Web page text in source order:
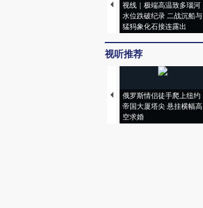
视线｜极端高温致多瑙河
水位跌破纪录 二战沉船与
猛犸象化石接连露出
视听推荐
俄罗斯情侣徒手爬上纽约
帝国大厦塔尖 悬挂横幅高
空求婚